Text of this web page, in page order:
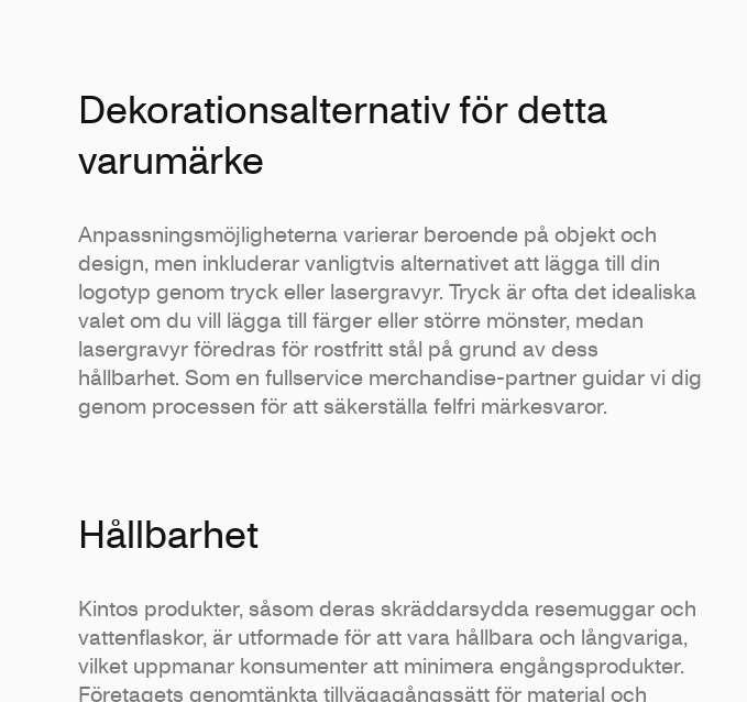
Dekorationsalternativ för detta
varumärke
Anpassningsmöjligheterna varierar beroende på objekt och
design, men inkluderar vanligtvis alternativet att lägga till din
logotyp genom tryck eller lasergravyr. Tryck är ofta det idealiska
valet om du vill lägga till färger eller större mönster, medan
lasergravyr föredras för rostfritt stål på grund av dess
hållbarhet. Som en fullservice merchandise-partner guidar vi dig
genom processen för att säkerställa felfri märkesvaror.
Hållbarhet
Kintos produkter, såsom deras skräddarsydda resemuggar och
vattenflaskor, är utformade för att vara hållbara och långvariga,
vilket uppmanar konsumenter att minimera engångsprodukter.
Företagets genomtänkta tillvägagångssätt för material och